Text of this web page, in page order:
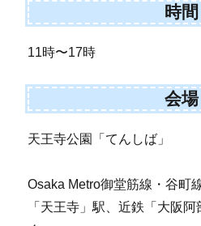
時間
11時〜17時
会場
天王寺公園「てんしば」
Osaka Metro御堂筋線・谷町
「天王寺」駅、近鉄「大阪